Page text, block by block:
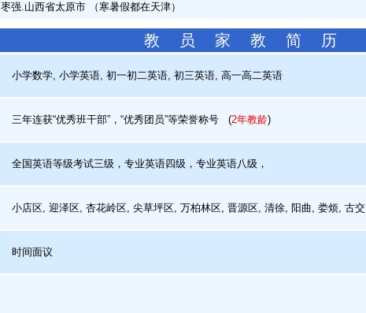
枣强.山西省太原市 （寒暑假都在天津）
教 员 家 教 简 历
小学数学, 小学英语, 初一初二英语, 初三英语, 高一高二英语
三年连获“优秀班干部”，“优秀团员”等荣誉称号 (2年教龄)
全国英语等级考试三级，专业英语四级，专业英语八级，
小店区, 迎泽区, 杏花岭区, 尖草坪区, 万柏林区, 晋源区, 清徐, 阳曲, 娄烦, 古交
时间面议